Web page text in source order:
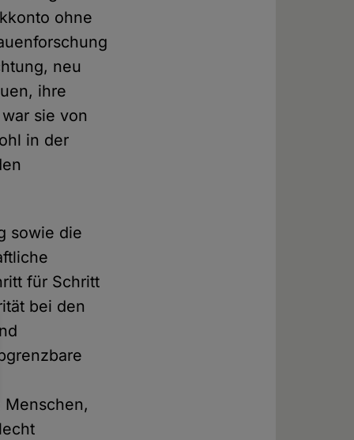
ohne
neu
ihre
sie von
in der
sowie die
für Schritt
bei den